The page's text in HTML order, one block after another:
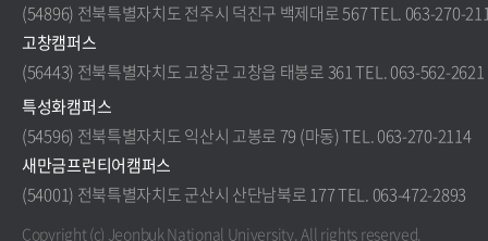
(54896) 전북특별자치도 전주시 덕진구 백제대로 567 TEL. 063-270-
고창캠퍼스
(56443) 전북특별자치도 고창군 고창읍 태봉로 361 TEL. 063-562-2621
특성화캠퍼스
(54596) 전북특별자치도 익산시 고봉로 79 (마동) TEL. 063-270-2114
새만금프런티어캠퍼스
(54001) 전북특별자치도 군산시 산단남북로 177 TEL. 063-472-2893
Copyright (c) Jeonbuk National University.All rights reserved.